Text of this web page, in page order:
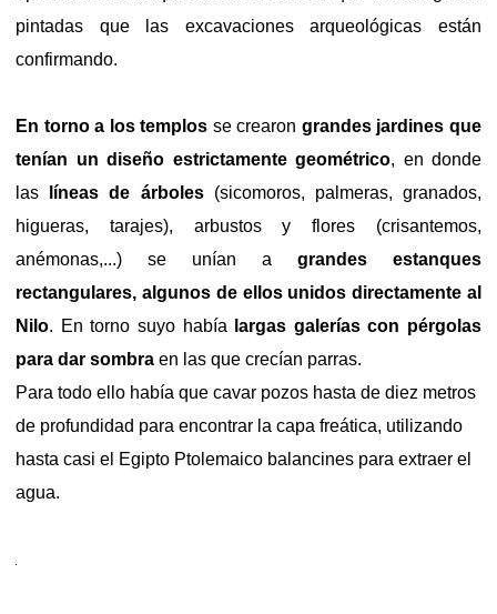
pintadas que las excavaciones arqueológicas están
confirmando.
En torno a los templos se crearon grandes jardines que
tenían un diseño estrictamente geométrico, en donde
las
líneas de árboles(sicomoros, palmeras, granados,
higueras, tarajes), arbustos y flores (crisantemos,
anémonas,...) se unían a grandes estanques
rectangulares, algunos de ellos unidos directamente al
Nilo. En torno suyo había
largas galerías con pérgolas
para dar sombra en las que crecían parras.
Para todo ello había que cavar pozos hasta de diez metros
de profundidad para encontrar la capa freática, utilizando
hasta casi el Egipto Ptolemaico balancines para extraer el
agua.